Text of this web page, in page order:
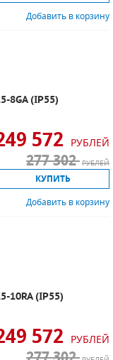
Добавить в корзину
8GA (IP55)
572 РУБЛЕЙ
277 302 РУБЛЕЙ
КУПИТЬ
Добавить в корзину
10RA (IP55)
572 РУБЛЕЙ